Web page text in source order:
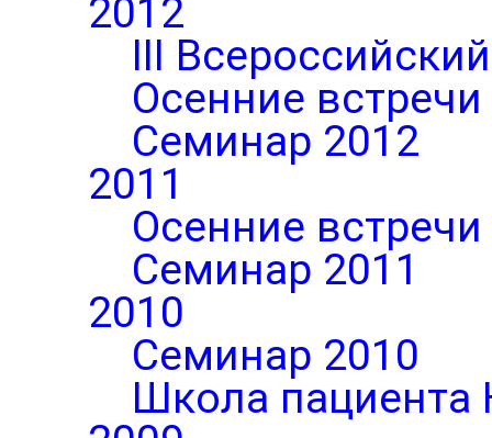
2012
III
Осенние
Семинар 2012
2011
Осенние
Семинар 2011
2010
Семинар 2010
Школа пациента